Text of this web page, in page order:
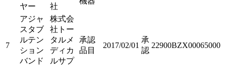
ヤー
社
7
アジャ
スタブ
ルテン
ション
バンド
株式会
社トー
タルメ
ディカ
ルサプ
承認
品目
2017/02/01
承
認
22900BZX00065000